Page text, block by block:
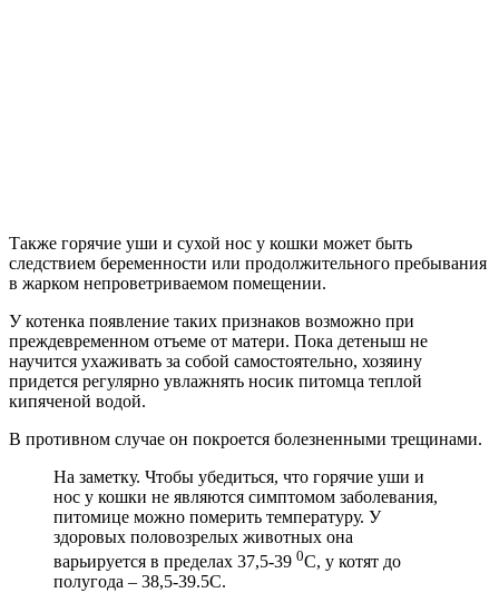
Также горячие уши и сухой нос у кошки может быть
следствием беременности или продолжительного пребывания
в жарком непроветриваемом помещении.
У котенка появление таких признаков возможно при
преждевременном отъеме от матери. Пока детеныш не
научится ухаживать за собой самостоятельно, хозяину
придется регулярно увлажнять носик питомца теплой
кипяченой водой.
В противном случае он покроется болезненными трещинами.
На заметку. Чтобы убедиться, что горячие уши и
нос у кошки не являются симптомом заболевания,
питомице можно померить температуру. У
здоровых половозрелых животных она
варьируется в пределах 37,5-39 0C, у котят до
полугода – 38,5-39.5С.